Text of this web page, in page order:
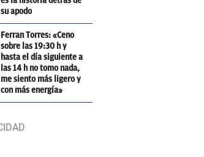
su apodo
Ferran Torres: «Ceno
sobre las 19:30 h y
hasta el día siguiente a
las 14 h no tomo nada,
me siento más ligero y
con más energía»